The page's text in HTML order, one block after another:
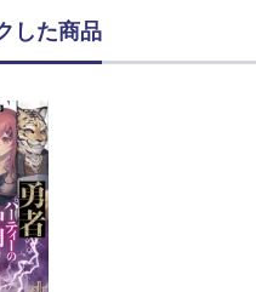
した商品